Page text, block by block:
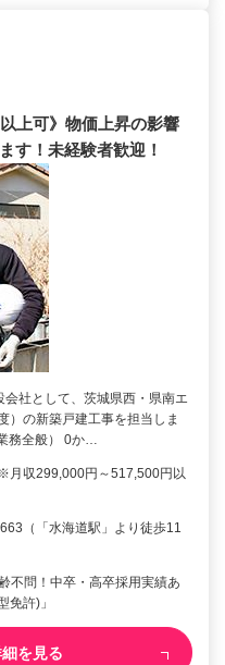
上可》物価上昇の影響
す！未経験者歓迎！
社として、茨城県西・県南エ
）の新築戸建工事を担当しま
務全般） 0か…
収299,000円～517,500円以
（「水海道駅」より徒歩11
不問！中卒・高卒採用実績あ
免許)」
を見る